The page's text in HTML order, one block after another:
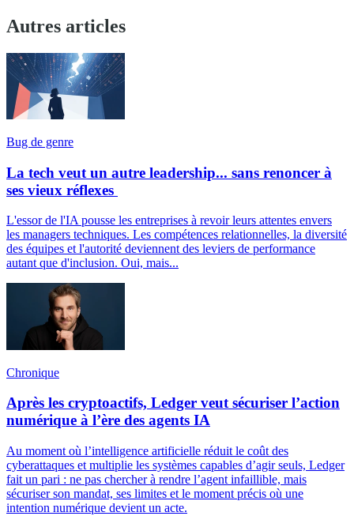
Autres articles
Bug de genre
La tech veut un autre leadership... sans renoncer à
ses vieux réflexes
L'essor de l'IA pousse les entreprises à revoir leurs attentes envers
les managers techniques. Les compétences relationnelles, la diversité
des équipes et l'autorité deviennent des leviers de performance
autant que d'inclusion. Oui, mais...
Chronique
Après les cryptoactifs, Ledger veut sécuriser l’action
numérique à l’ère des agents IA
Au moment où l’intelligence artificielle réduit le coût des
cyberattaques et multiplie les systèmes capables d’agir seuls, Ledger
fait un pari : ne pas chercher à rendre l’agent infaillible, mais
sécuriser son mandat, ses limites et le moment précis où une
intention numérique devient un acte.